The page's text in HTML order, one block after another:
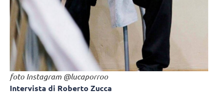
foto Instagram @lucaporroo
Intervista di Roberto Zucca